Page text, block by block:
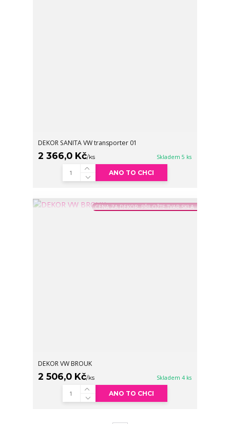
DEKOR SANITA VW transporter 01
2 366,0 Kč/ks Skladem 5 ks
ANO TO CHCI
CENA ZA DEKOR, PŘILOŽTE TVAR SKLA
DEKOR VW BROUK
2 506,0 Kč/ks Skladem 4 ks
ANO TO CHCI